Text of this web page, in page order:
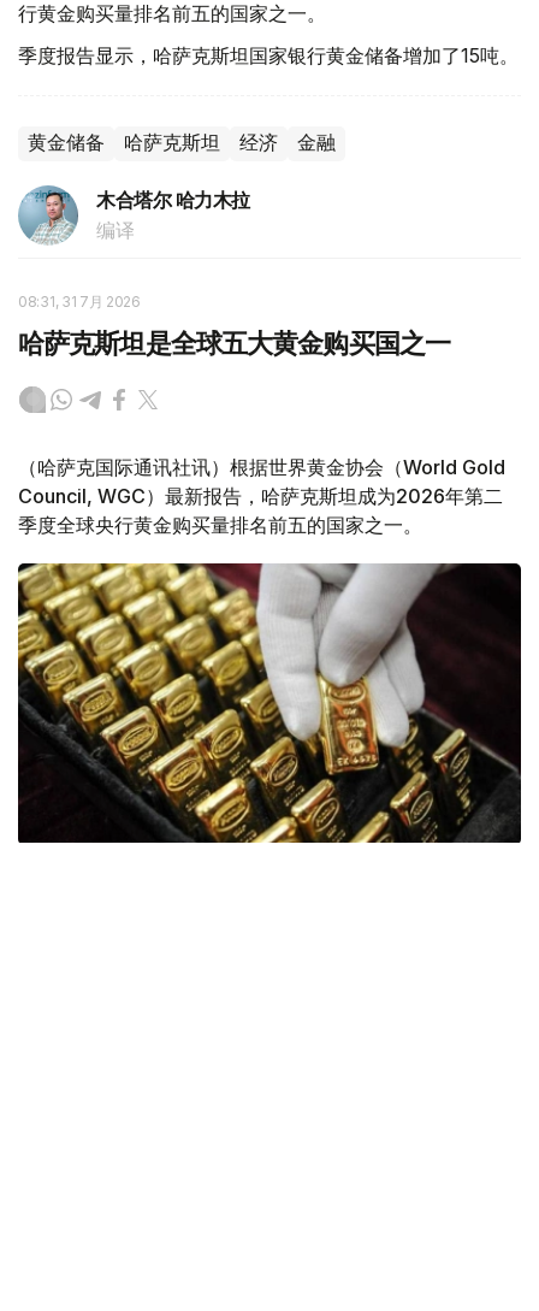
行黄金购买量排名前五的国家之一。
季度报告显示，哈萨克斯坦国家银行黄金储备增加了15吨。
黄金储备 哈萨克斯坦 经济 金融
木合塔尔 哈力木拉
编译
08:31, 31 7月 2026
哈萨克斯坦是全球五大黄金购买国之一
（哈萨克国际通讯社讯）根据世界黄金协会（World Gold
Council, WGC）最新报告，哈萨克斯坦成为2026年第二
季度全球央行黄金购买量排名前五的国家之一。